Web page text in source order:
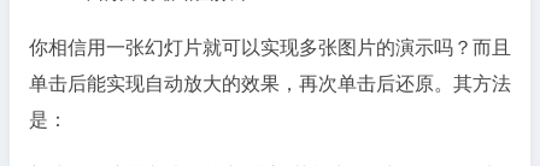
你相信用一张幻灯片就可以实现多张图片的演示吗？而且
单击后能实现自动放大的效果，再次单击后还原。其方法
是：